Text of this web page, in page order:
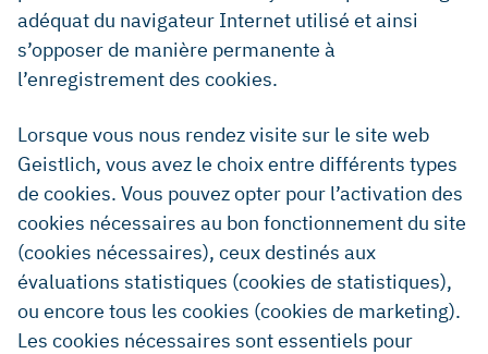
adéquat du navigateur Internet utilisé et ainsi
s’opposer de manière permanente à
l’enregistrement des cookies.
Lorsque vous nous rendez visite sur le site web
Geistlich, vous avez le choix entre différents types
de cookies. Vous pouvez opter pour l’activation des
cookies nécessaires au bon fonctionnement du site
(cookies nécessaires), ceux destinés aux
évaluations statistiques (cookies de statistiques),
ou encore tous les cookies (cookies de marketing).
Les cookies nécessaires sont essentiels pour